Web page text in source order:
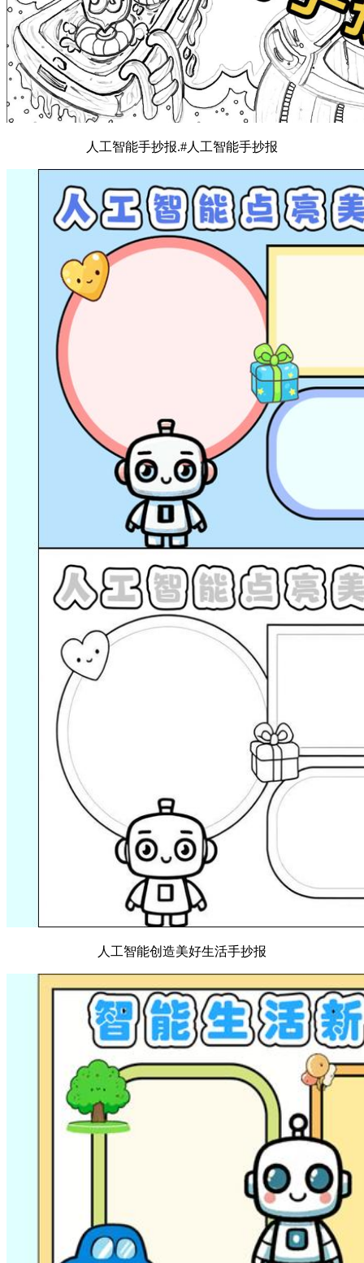
人工智能手抄报.#人工智能手抄报
人工智能创造美好生活手抄报